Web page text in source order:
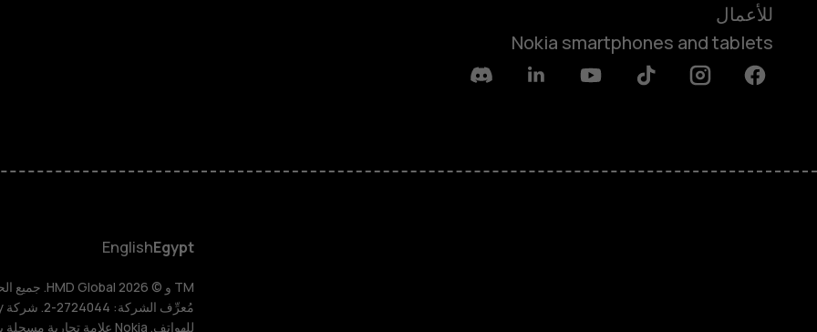
HMD DUB
HMD Watch
للأعمال
للأعمال
Nokia smartphones and tablets
Facebook
Instagram
Tiktok
Youtube
Linkedin
Discord
Egypt
English
للهواتف. Nokia علامة تجارية مسجلة باسم شركة Nokia Corporation.